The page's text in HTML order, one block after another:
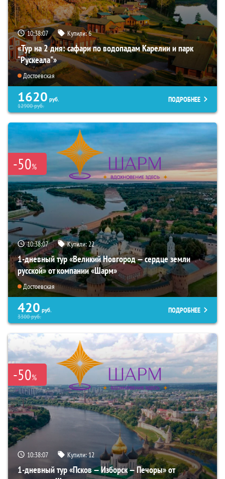
10:38:05 Купили:6
«Тур на 2 дня: сафари по водопадам Карелии и парк
“Рускеала"»
Достоевская
1620 руб.
12900руб.
ПОДРОБНЕЕ
-50%
10:38:05 Купили:22
1-дневный тур «Великий Новгород — сердце земли
русской» от компании «Шарм»
Достоевская
420 руб.
3300руб.
ПОДРОБНЕЕ
-50%
10:38:05 Купили:12
1-дневный тур «Псков — Изборск — Печоры» от